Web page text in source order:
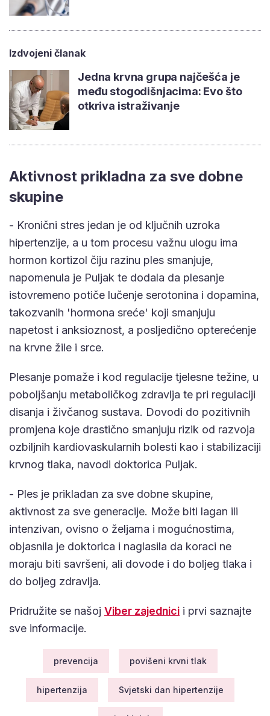
Izdvojeni članak
Jedna krvna grupa najčešća je
među stogodišnjacima: Evo što
otkriva istraživanje
Aktivnost prikladna za sve dobne
skupine
- Kronični stres jedan je od ključnih uzroka
hipertenzije, a u tom procesu važnu ulogu ima
hormon kortizol čiju razinu ples smanjuje,
napomenula je Puljak te dodala da plesanje
istovremeno potiče lučenje serotonina i dopamina,
takozvanih 'hormona sreće' koji smanjuju
napetost i anksioznost, a posljedično opterećenje
na krvne žile i srce.
Plesanje pomaže i kod regulacije tjelesne težine, u
poboljšanju metaboličkog zdravlja te pri regulaciji
disanja i živčanog sustava. Dovodi do pozitivnih
promjena koje drastično smanjuju rizik od razvoja
ozbiljnih kardiovaskularnih bolesti kao i stabilizaciji
krvnog tlaka, navodi doktorica Puljak.
- Ples je prikladan za sve dobne skupine,
aktivnost za sve generacije. Može biti lagan ili
intenzivan, ovisno o željama i mogućnostima,
objasnila je doktorica i naglasila da koraci ne
moraju biti savršeni, ali dovode i do boljeg tlaka i
do boljeg zdravlja.
Pridružite se našoj Viber zajednici i prvi saznajte
sve informacije.
prevencija povišeni krvni tlak
hipertenzija Svjetski dan hipertenzije